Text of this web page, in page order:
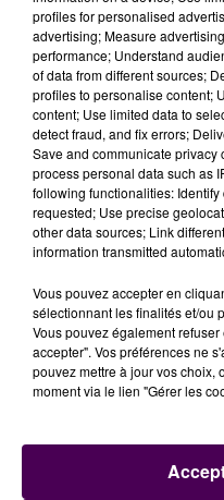
DE 38 EUROS
La mesure entrera en
et sera valable
ce couvre-feu, le
avec une amende de
de 38 euros. Le maire
à ses policiers
comprendra neuf
gendarmerie de
publiqueà travers des
aléatoire.
profiles for personalised
advertising; Measure
performance; Understand
of data from different sources;
profiles to personalise content;
content; Use limited data to
detect fraud, and fix errors;
Save and communicate
process personal data such as
following functionalities:
requested; Use precise
other data sources; Link
information transmitted
Vous pouvez accepter en
sélectionnant les finalités et/ou
Vous pouvez également
accepter". Vos préférences ne
pouvez mettre à jour vos choix,
moment via le lien "Gérer les